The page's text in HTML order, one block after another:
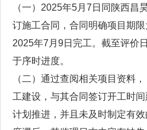
（一）2025年5月7日同陕西昌
订施工合同，合同明确项目期
2025年7月9日完工。截至评价
于序时进度。
（二）通过查阅相关项目资料
工建设，与其合同签订开工时
计划推进，并且未及时制定有